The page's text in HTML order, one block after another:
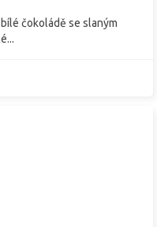
čokoládě se slaným